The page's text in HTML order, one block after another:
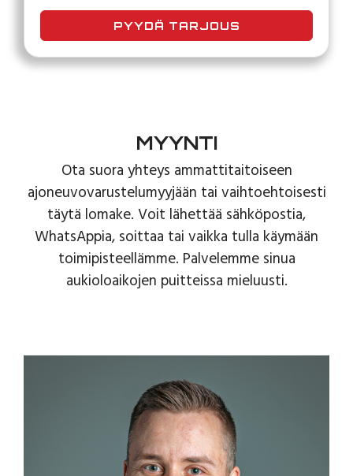
PYYDÄ TARJOUS
MYYNTI
Ota suora yhteys ammattitaitoiseen
ajoneuvovarustelumyyjään tai vaihtoehtoisesti
täytä lomake. Voit lähettää sähköpostia,
WhatsAppia, soittaa tai vaikka tulla käymään
toimipisteellämme. Palvelemme sinua
aukioloaikojen puitteissa mieluusti.